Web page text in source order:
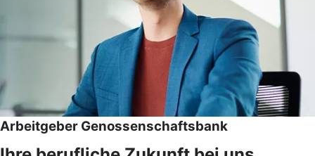
Arbeitgeber Genossenschaftsbank